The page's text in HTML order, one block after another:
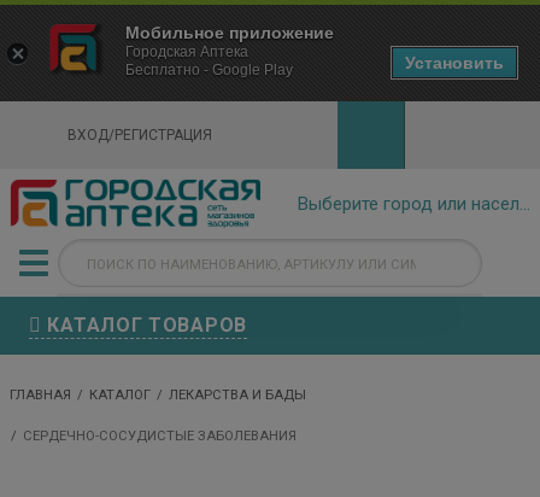
ВХОД/РЕГИСТРАЦИЯ
КАТАЛОГ ТОВАРОВ
ГЛАВНАЯ КАТАЛОГ ЛЕКАРСТВА И БАДЫ
СЕРДЕЧНО-СОСУДИСТЫЕ ЗАБОЛЕВАНИЯ
×
Городская Аптека Маркетплейс
- In Google Play
Мобильное приложение
Городская Аптека
Бесплатно - Google Play
Установить